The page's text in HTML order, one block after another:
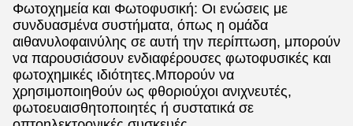
Φωτοχημεία και Φωτοφυσική: Οι ενώσεις με
συνδυασμένα συστήματα, όπως η ομάδα
αιθανυλοφαινύλης σε αυτή την περίπτωση, μπορούν
να παρουσιάσουν ενδιαφέρουσες φωτοφυσικές και
φωτοχημικές ιδιότητες.Μπορούν να
χρησιμοποιηθούν ως φθοριούχοι ανιχνευτές,
φωτοευαισθητοποιητές ή συστατικά σε